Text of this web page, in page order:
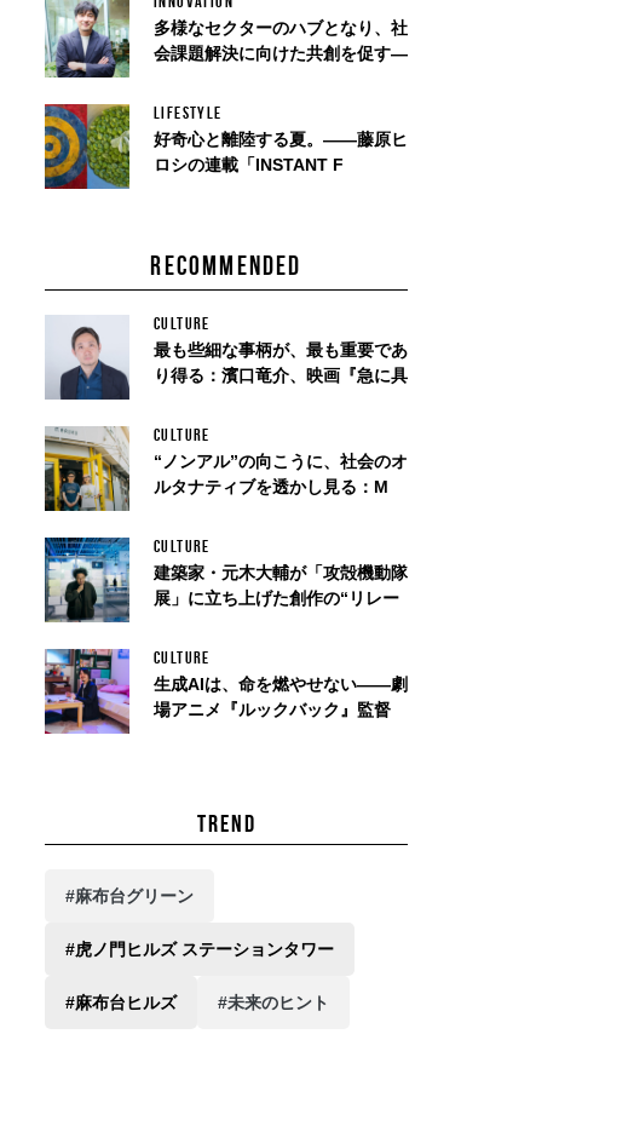
多様なセクターのハブとなり、社
会課題解決に向けた共創を促す—
LIFESTYLE
好奇心と離陸する夏。——藤原ヒ
ロシの連載「INSTANT F
RECOMMENDED
CULTURE
最も些細な事柄が、最も重要であ
り得る：濱口竜介、映画『急に具
CULTURE
“ノンアル”の向こうに、社会のオ
ルタナティブを透かし見る：M
CULTURE
建築家・元木大輔が「攻殻機動隊
展」に立ち上げた創作の“リレー
CULTURE
生成AIは、命を燃やせない——劇
場アニメ『ルックバック』監督
TREND
#麻布台グリーン
#虎ノ門ヒルズ ステーションタワー
#麻布台ヒルズ #未来のヒント